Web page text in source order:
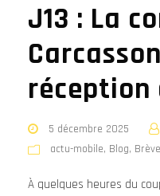
J13 : La
réception
5 décembre 2025
actu-mobile, Blog,
À quelques heures du